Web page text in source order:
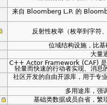
来自 Bloomberg L.P. 的
反射性枚举（枚举到字符
位域结构设施，比
大量
C++ Actor Framework (CAF)
轻量而快速的行动者实现、消息
社区开发的自由开源库，用于专
多用途库，强
基础类数据成员自省，繁